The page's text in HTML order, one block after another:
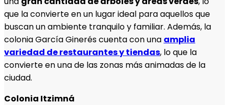
que la convierte en un lugar ideal para aquellos que
buscan un ambiente tranquilo y familiar. Además, la
colonia García Ginerés cuenta con una amplia
variedad de restaurantes y tiendas, lo que la
convierte en una de las zonas más animadas de la
ciudad.
Colonia Itzimná